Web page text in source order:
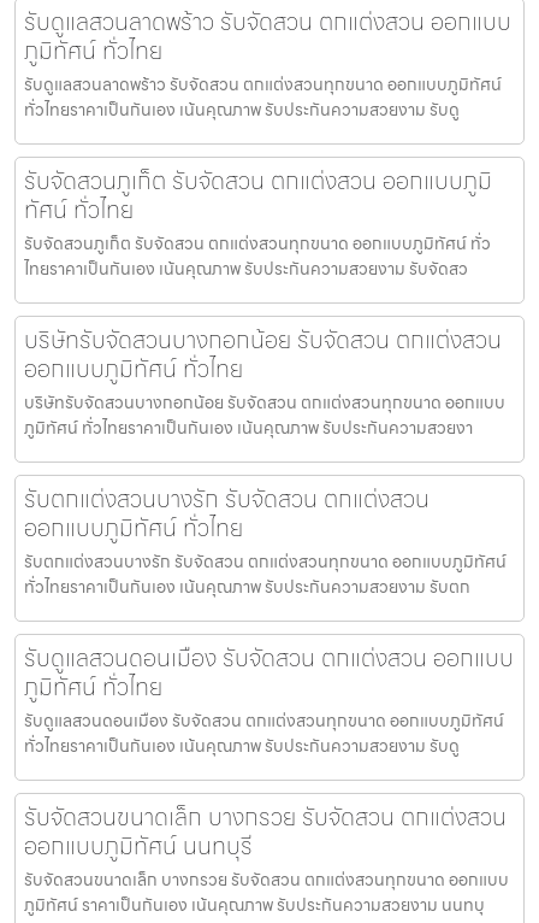
รับดูแลสวนลาดพร้าว รับจัดสวน ตกแต่งสวน ออกแบบ
ภูมิทัศน์ ทั่วไทย
รับดูแลสวนลาดพร้าว รับจัดสวน ตกแต่งสวนทุกขนาด ออกแบบภูมิทัศน์
ทั่วไทยราคาเป็นกันเอง เน้นคุณภาพ รับประกันความสวยงาม รับดู
รับจัดสวนภูเก็ต รับจัดสวน ตกแต่งสวน ออกแบบภูมิ
ทัศน์ ทั่วไทย
รับจัดสวนภูเก็ต รับจัดสวน ตกแต่งสวนทุกขนาด ออกแบบภูมิทัศน์ ทั่ว
ไทยราคาเป็นกันเอง เน้นคุณภาพ รับประกันความสวยงาม รับจัดสว
บริษัทรับจัดสวนบางกอกน้อย รับจัดสวน ตกแต่งสวน
ออกแบบภูมิทัศน์ ทั่วไทย
บริษัทรับจัดสวนบางกอกน้อย รับจัดสวน ตกแต่งสวนทุกขนาด ออกแบบ
ภูมิทัศน์ ทั่วไทยราคาเป็นกันเอง เน้นคุณภาพ รับประกันความสวยงา
รับตกแต่งสวนบางรัก รับจัดสวน ตกแต่งสวน
ออกแบบภูมิทัศน์ ทั่วไทย
รับตกแต่งสวนบางรัก รับจัดสวน ตกแต่งสวนทุกขนาด ออกแบบภูมิทัศน์
ทั่วไทยราคาเป็นกันเอง เน้นคุณภาพ รับประกันความสวยงาม รับตก
รับดูแลสวนดอนเมือง รับจัดสวน ตกแต่งสวน ออกแบบ
ภูมิทัศน์ ทั่วไทย
รับดูแลสวนดอนเมือง รับจัดสวน ตกแต่งสวนทุกขนาด ออกแบบภูมิทัศน์
ทั่วไทยราคาเป็นกันเอง เน้นคุณภาพ รับประกันความสวยงาม รับดู
รับจัดสวนขนาดเล็ก บางกรวย รับจัดสวน ตกแต่งสวน
ออกแบบภูมิทัศน์ นนทบุรี
รับจัดสวนขนาดเล็ก บางกรวย รับจัดสวน ตกแต่งสวนทุกขนาด ออกแบบ
ภูมิทัศน์ ราคาเป็นกันเอง เน้นคุณภาพ รับประกันความสวยงาม นนทบุ